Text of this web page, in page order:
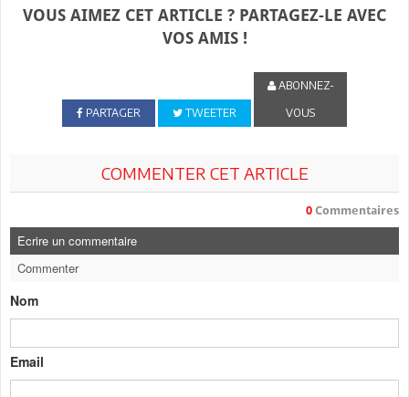
VOUS AIMEZ CET ARTICLE ? PARTAGEZ-LE AVEC
VOS AMIS !
PARTAGER TWEETER
ABONNEZ-
VOUS
COMMENTER CET ARTICLE
0 Commentaires
Ecrire un commentaire
Commenter
Nom
Email